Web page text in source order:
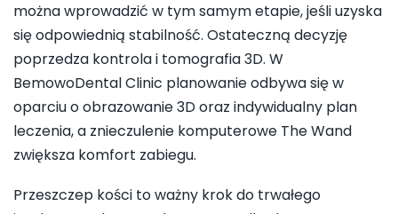
można wprowadzić w tym samym etapie, jeśli uzyska
się odpowiednią stabilność. Ostateczną decyzję
poprzedza kontrola i tomografia 3D. W
BemowoDental Clinic planowanie odbywa się w
oparciu o obrazowanie 3D oraz indywidualny plan
leczenia, a znieczulenie komputerowe The Wand
zwiększa komfort zabiegu.
Przeszczep kości to ważny krok do trwałego